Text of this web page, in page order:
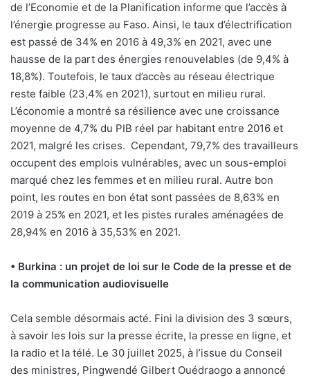
de l’Economie et de la Planification informe que l’accès à
l’énergie progresse au Faso. Ainsi, le taux d’électrification
est passé de 34% en 2016 à 49,3% en 2021, avec une
hausse de la part des énergies renouvelables (de 9,4% à
18,8%). Toutefois, le taux d’accès au réseau électrique
reste faible (23,4% en 2021), surtout en milieu rural.
L’économie a montré sa résilience avec une croissance
moyenne de 4,7% du PIB réel par habitant entre 2016 et
2021, malgré les crises. Cependant, 79,7% des travailleurs
occupent des emplois vulnérables, avec un sous-emploi
marqué chez les femmes et en milieu rural. Autre bon
point, les routes en bon état sont passées de 8,63% en
2019 à 25% en 2021, et les pistes rurales aménagées de
28,94% en 2016 à 35,53% en 2021.
• Burkina : un projet de loi sur le Code de la presse et de
la communication audiovisuelle
Cela semble désormais acté. Fini la division des 3 sœurs,
à savoir les lois sur la presse écrite, la presse en ligne, et
la radio et la télé. Le 30 juillet 2025, à l’issue du Conseil
des ministres, Pingwendé Gilbert Ouédraogo a annoncé